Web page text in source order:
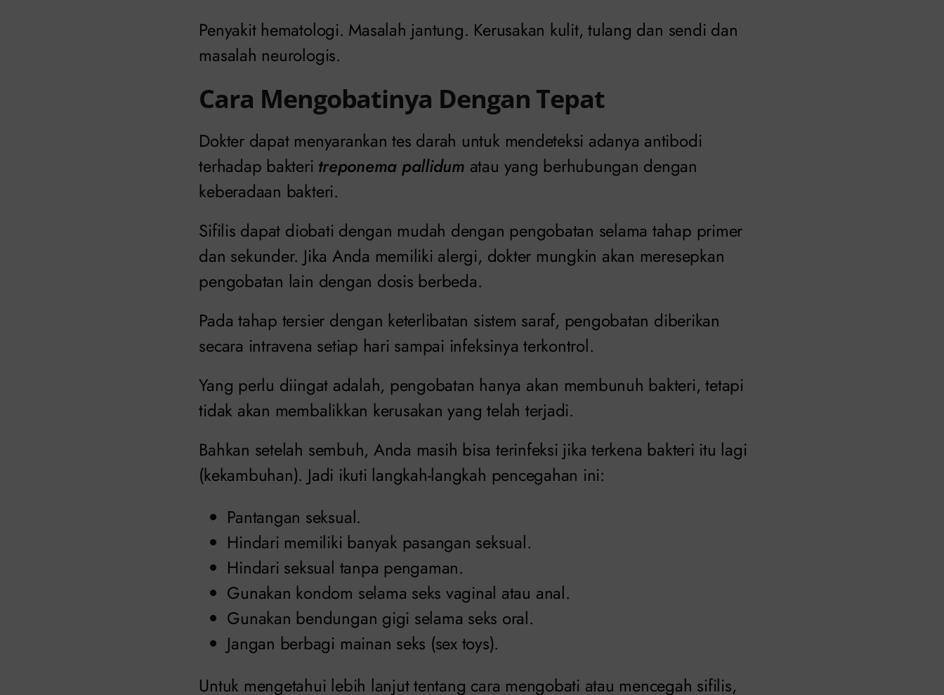
Penyakit hematologi. Masalah jantung. Kerusakan kulit, tulang dan sendi dan
masalah neurologis.
Cara Mengobatinya Dengan Tepat
Dokter dapat menyarankan tes darah untuk mendeteksi adanya antibodi
terhadap bakteri treponema pallidum atau yang berhubungan dengan
keberadaan bakteri.
Sifilis dapat diobati dengan mudah dengan pengobatan selama tahap primer
dan sekunder. Jika Anda memiliki alergi, dokter mungkin akan meresepkan
pengobatan lain dengan dosis berbeda.
Pada tahap tersier dengan keterlibatan sistem saraf, pengobatan diberikan
secara intravena setiap hari sampai infeksinya terkontrol.
Yang perlu diingat adalah, pengobatan hanya akan membunuh bakteri, tetapi
tidak akan membalikkan kerusakan yang telah terjadi.
Bahkan setelah sembuh, Anda masih bisa terinfeksi jika terkena bakteri itu lagi
(kekambuhan). Jadi ikuti langkah-langkah pencegahan ini:
Pantangan seksual.
Hindari memiliki banyak pasangan seksual.
Hindari seksual tanpa pengaman.
Gunakan kondom selama seks vaginal atau anal.
Gunakan bendungan gigi selama seks oral.
Jangan berbagi mainan seks (sex toys).
Untuk mengetahui lebih lanjut tentang cara mengobati atau mencegah sifilis,